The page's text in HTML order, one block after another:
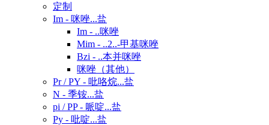
定制
Im - 咪唑...盐
Im - ..咪唑
Mim - ..2..-甲基咪唑
Bzi - ..本并咪唑
咪唑（其他）
Pr / PY - 吡咯烷...盐
N - 季铵...盐
pi / PP - 哌啶...盐
Py - 吡啶...盐